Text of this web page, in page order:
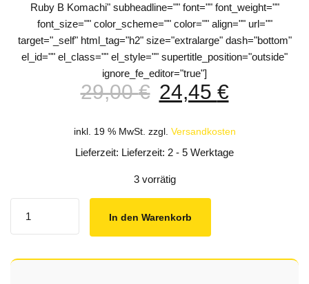
Ruby B Komachi" subheadline="" font="" font_weight=""
font_size="" color_scheme="" color="" align="" url=""
target="_self" html_tag="h2" size="extralarge" dash="bottom"
el_id="" el_class="" el_style="" supertitle_position="outside"
ignore_fe_editor="true"]
29,00€ Ursprünglicher
war:
29,00 €
24,45 €Aktueller
ist:
24,45 €.
inkl. 19 % MwSt. zzgl. Versandkosten
Lieferzeit: Lieferzeit: 2 - 5 Werktage
3 vorrätig
In den Warenkorb